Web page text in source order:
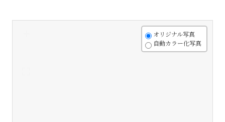
オリジナル写真
自動カラー化写真